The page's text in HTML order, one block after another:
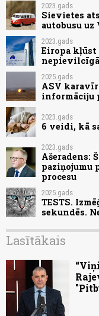
2023.gads
Sievietes
autobusu
2023.gads
Eiropa
2025.gads
ASV
informāciju
2023.gads
6 veidi, kā
2023.gads
Ašeradens:
paziņojumu
procesu
2025.gads
TESTS.
sekundēs.
Lasītākais